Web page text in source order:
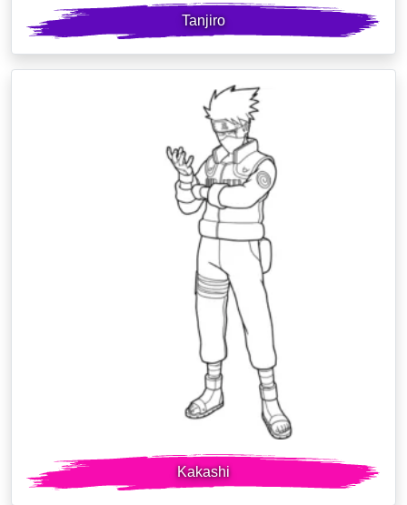
Tanjiro
Kakashi